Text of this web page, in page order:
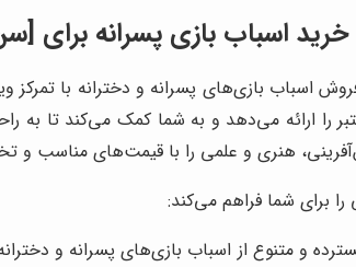
اسباب بازی پسرانه برای
اسباب بازی‌های پسرانه و دخترانه با
را ارائه می‌دهد و به شما کمک می‌کند تا به
هنری و علمی را با قیمت‌های مناسب و
برای شما فراهم می‌کند:
و متنوع از اسباب بازی‌های پسرانه و